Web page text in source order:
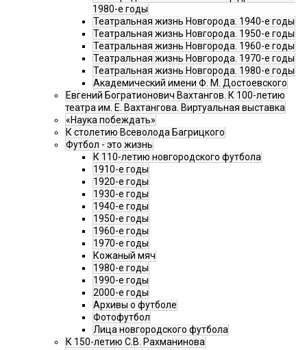
1980-е годы
Театральная жизнь Новгорода. 1940-е годы
Театральная жизнь Новгорода. 1950-е годы
Театральная жизнь Новгорода. 1960-е годы
Театральная жизнь Новгорода. 1970-е годы
Театральная жизнь Новгорода. 1980-е годы
Академический имени Ф. М. Достоевского
Евгений Богратионович Вахтангов. К 100-летию
театра им. Е. Вахтангова. Виртуальная выставка
«Наука побеждать»
К столетию Всеволода Багрицкого
Футбол - это жизнь
К 110-летию новгородского футбола
1910-е годы
1920-е годы
1930-е годы
1940-е годы
1950-е годы
1960-е годы
1970-е годы
Кожаный мяч
1980-е годы
1990-е годы
2000-е годы
Архивы о футболе
Фотофутбол
Лица новгородского футбола
К 150-летию С.В. Рахманинова